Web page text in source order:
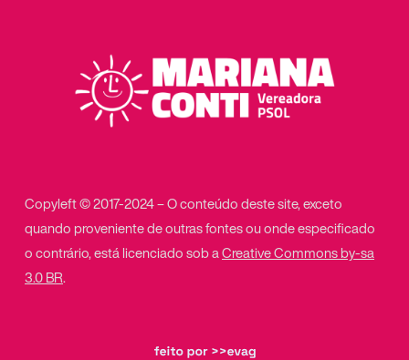
Copyleft © 2017-2024 – O conteúdo deste site, exceto
quando proveniente de outras fontes ou onde especificado
o contrário, está licenciado sob aCreative Commons by-sa
3.0 BR.